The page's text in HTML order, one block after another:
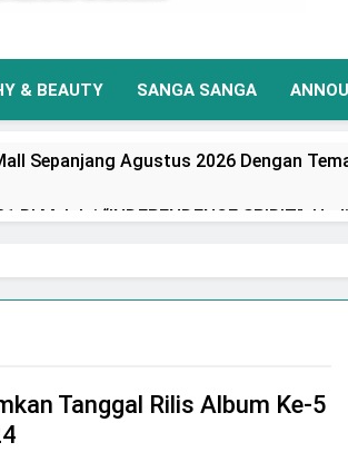
Radio Jogja
& BEAUTY SANGA SANGA
Sepanjang Agustus 2026 Dengan
Melalui “INDEPENDENCE SPIRIT”,
Hadirkan kolaborasi Program Belanja
Tanggal Rilis Album Ke-5